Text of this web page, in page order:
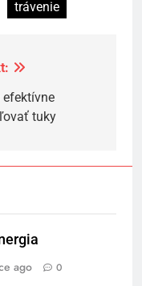
trávenie
efektívne
tuky
ago 0